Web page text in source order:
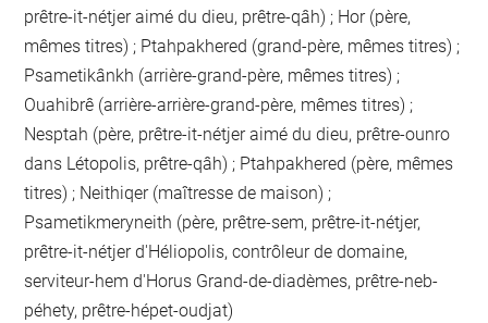
prêtre-it-nétjer aimé du dieu, prêtre-qâh) ; Hor (père,
mêmes titres) ; Ptahpakhered (grand-père, mêmes titres) ;
Psametikânkh (arrière-grand-père, mêmes titres) ;
Ouahibrê (arrière-arrière-grand-père, mêmes titres) ;
Nesptah (père, prêtre-it-nétjer aimé du dieu, prêtre-ounro
dans Létopolis, prêtre-qâh) ; Ptahpakhered (père, mêmes
titres) ; Neithiqer (maîtresse de maison) ;
Psametikmeryneith (père, prêtre-sem, prêtre-it-nétjer,
prêtre-it-nétjer d'Héliopolis, contrôleur de domaine,
serviteur-hem d'Horus Grand-de-diadèmes, prêtre-neb-
péhety, prêtre-hépet-oudjat)